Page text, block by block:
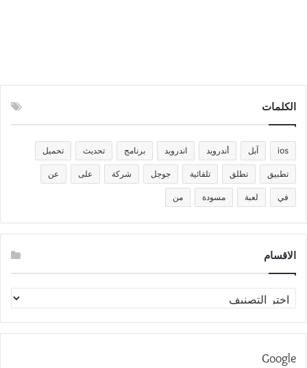
الكلمات
ios آبل أندرويد اندرويد برنامج تحديث تحميل
تطبيق تطلق تلقائية جوجل شركة على عن
في لعبة مسودة من
الاقسام
الاقسام
Google